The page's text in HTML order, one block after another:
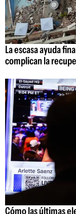
La escasa ayuda
complican la
Cómo las últimas